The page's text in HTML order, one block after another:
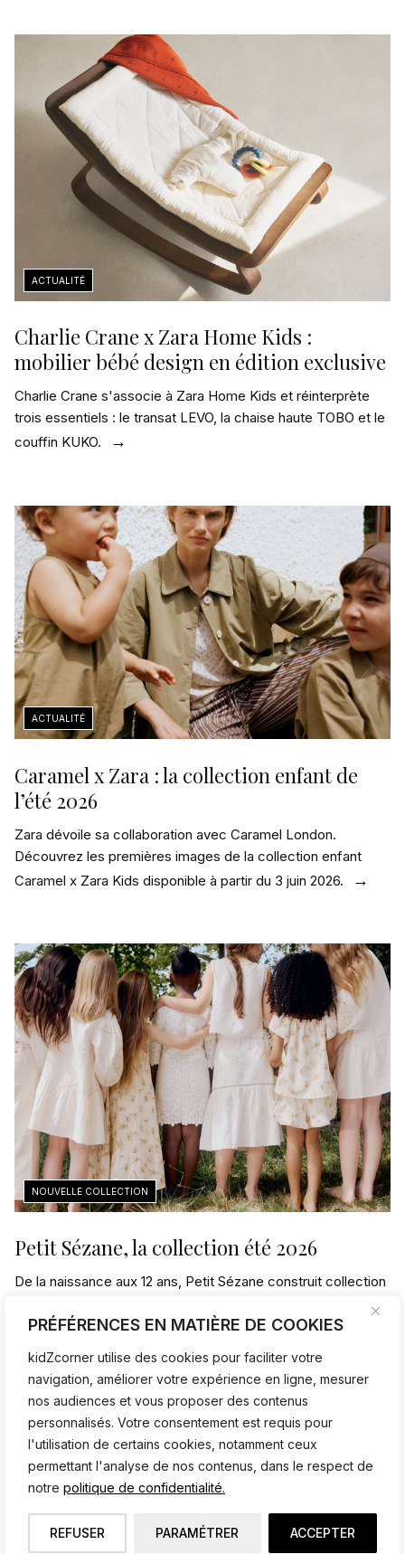
PRÉFÉRENCES EN MATIÈRE DE COOKIES
kidZcorner utilise des cookies pour faciliter votre
navigation, améliorer votre expérience en ligne, mesurer
nos audiences et vous proposer des contenus
personnalisés. Votre consentement est requis pour
l'utilisation de certains cookies, notamment ceux
permettant l'analyse de nos contenus, dans le respect de
notre politique de confidentialité.
PARAMÉTRER
REFUSER ACCEPTER
Charlie Crane x Zara Home Kids :
mobilier bébé design en édition exclusive
Charlie Crane s'associe à Zara Home Kids et réinterprète
trois essentiels : le transat LEVO, la chaise haute TOBO et le
couffin KUKO.
Caramel x Zara : la collection enfant de
l’été 2026
Zara dévoile sa collaboration avec Caramel London.
Découvrez les premières images de la collection enfant
Caramel x Zara Kids disponible à partir du 3 juin 2026.
Petit Sézane, la collection été 2026
De la naissance aux 12 ans, Petit Sézane construit collection